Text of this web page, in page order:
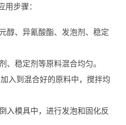
用步骤：
醇、异氰酸酯、发泡剂、稳定
、稳定剂等原料混合均匀。
入到混合好的原料中，搅拌均
入模具中，进行发泡和固化反